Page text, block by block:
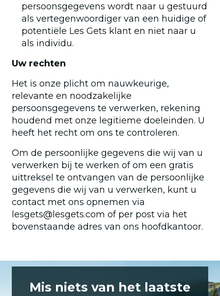
persoonsgegevens wordt naar u gestuurd
als vertegenwoordiger van een huidige of
potentiële Les Gets klant en niet naar u
als individu.
Uw rechten
Het is onze plicht om nauwkeurige,
relevante en noodzakelijke
persoonsgegevens te verwerken, rekening
houdend met onze legitieme doeleinden. U
heeft het recht om ons te controleren.
Om de persoonlijke gegevens die wij van u
verwerken bij te werken of om een gratis
uittreksel te ontvangen van de persoonlijke
gegevens die wij van u verwerken, kunt u
contact met ons opnemen via
lesgets@lesgets.com of per post via het
bovenstaande adres van ons hoofdkantoor.
Mis niets van het laatste